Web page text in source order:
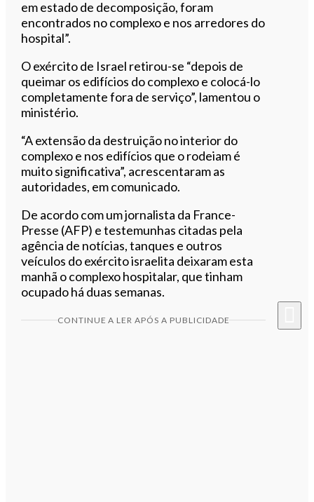
em estado de decomposição, foram
encontrados no complexo e nos arredores do
hospital”.
O exército de Israel retirou-se “depois de
queimar os edifícios do complexo e colocá-lo
completamente fora de serviço”, lamentou o
ministério.
“A extensão da destruição no interior do
complexo e nos edifícios que o rodeiam é
muito significativa”, acrescentaram as
autoridades, em comunicado.
De acordo com um jornalista da France-
Presse (AFP) e testemunhas citadas pela
agência de notícias, tanques e outros
veículos do exército israelita deixaram esta
manhã o complexo hospitalar, que tinham
ocupado há duas semanas.
CONTINUE A LER APÓS A PUBLICIDADE